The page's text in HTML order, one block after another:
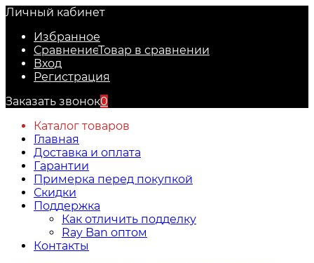
Личный кабинет
Избранное
СравнениеТовар в сравнении
Вход
Регистрация
Заказать звонок0
Каталог товаров
Главная
Доставка и оплата
Гарантии
Примерка перед покупкой
Скидки
Поддержка
Как отличить подделку
Ray Ban оптом
Контакты